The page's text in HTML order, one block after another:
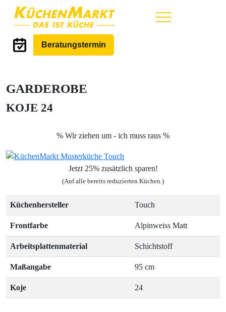
Hauptmenü
Beratungstermin
GARDEROBE
KOJE 24
% Wir ziehen um - ich muss raus %
Jetzt 25% zusätzlich sparen!
(Auf alle bereits reduzierten Küchen.)
Küchenhersteller Touch
Frontfarbe Alpinweiss Matt
Arbeitsplattenmaterial Schichtstoff
Maßangabe 95 cm
Koje 24